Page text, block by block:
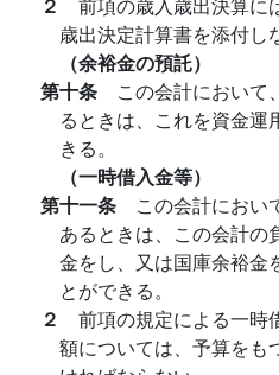
歳出決定計算書を添付し
（余裕金の預託）
第十条 この会計において
るときは、これを資金運
きる。
（一時借入金等）
第十一条 この会計におい
あるときは、この会計の
金をし、又は国庫余裕金
とができる。
２ 前項の規定による一時
額については、予算をも